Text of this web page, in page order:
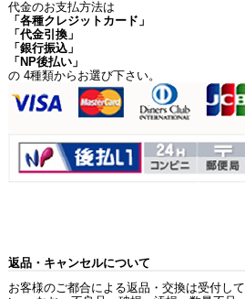
代金のお支払方法は
「各種クレジットカード」
「代金引換」
「銀行振込」
「NP後払い」
の 4種類からお選び下さい。
返品・キャンセルについて
お客様のご都合による返品・交換は受付し